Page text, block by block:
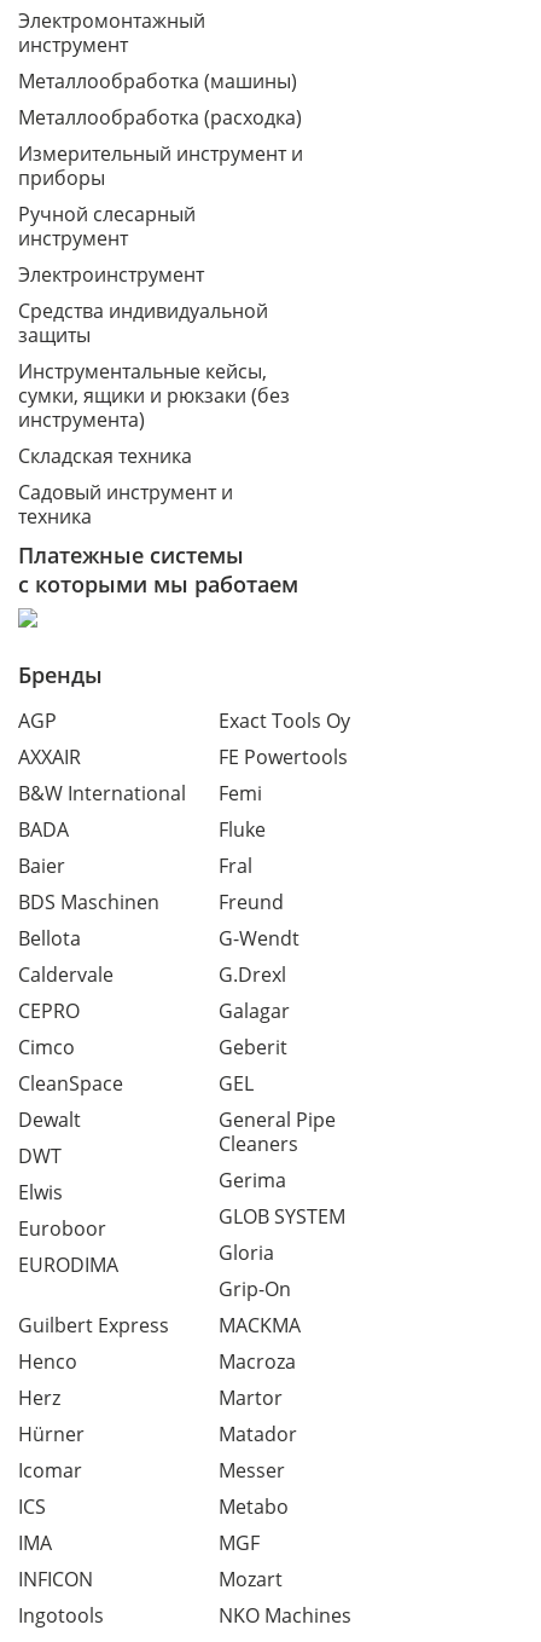
Электромонтажный
инструмент
Металлообработка (машины)
Металлообработка (расходка)
Измерительный инструмент и
приборы
Ручной слесарный
инструмент
Электроинструмент
Средства индивидуальной
защиты
Инструментальные кейсы,
сумки, ящики и рюкзаки (без
инструмента)
Складская техника
Садовый инструмент и
техника
Платежные системы
с которыми мы работаем
Бренды
AGP
AXXAIR
B&W International
BADA
Baier
BDS Maschinen
Bellota
Caldervale
CEPRO
Cimco
CleanSpace
Dewalt
DWT
Elwis
Euroboor
EURODIMA
Exact Tools Oy
FE Powertools
Femi
Fluke
Fral
Freund
G-Wendt
G.Drexl
Galagar
Geberit
GEL
General Pipe
Cleaners
Gerima
GLOB SYSTEM
Gloria
Grip-On
Guilbert Express
Henco
Herz
Hürner
Icomar
ICS
IMA
INFICON
Ingotools
MACKMA
Macroza
Martor
Matador
Messer
Metabo
MGF
Mozart
NKO Machines